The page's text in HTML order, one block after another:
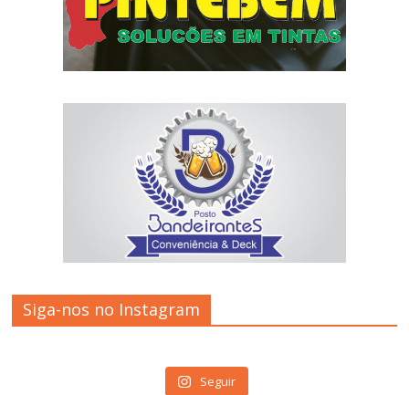
Siga-nos no Instagram
Seguir